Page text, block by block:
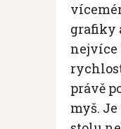
grafiky
nejvíce
právě
myš.